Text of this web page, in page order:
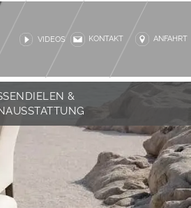
VIDEOS KONTAKT ANFAHRT
&